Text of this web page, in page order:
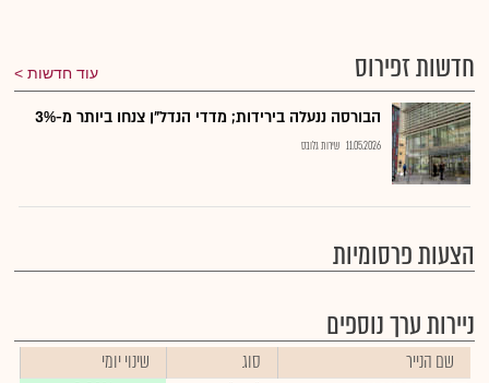
חדשות זפירוס עוד חדשות
הבורסה ננעלה בירידות; מדדי הנדל"ן צנחו ביותר מ-3%
11.05.2026 שירות גלובס
הצעות פרסומיות
ניירות ערך נוספים
שם הנייר סוג
שינוי יומי